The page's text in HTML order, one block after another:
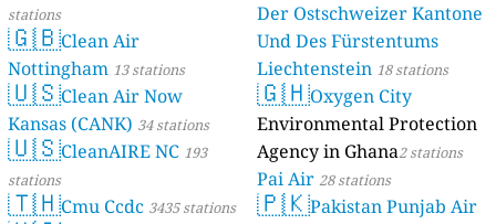
stations
🇬🇧Clean Air
Nottingham 13 stations
🇺🇸Clean Air Now
Kansas (CANK) 34 stations
🇺🇸CleanAIRE NC 193
stations
🇹🇭Cmu Ccdc 3435 stations
Der Ostschweizer Kantone
Und Des Fürstentums
Liechtenstein 18 stations
🇬🇭Oxygen City
Environmental Protection
Agency in Ghana2 stations
Pai Air 28 stations
🇵🇰Pakistan Punjab Air